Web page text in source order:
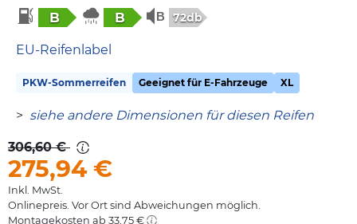
B B 72db
EU-Reifenlabel
PKW-Sommerreifen Geeignet für E-Fahrzeuge XL
> siehe andere Dimensionen für diesen Reifen
306,60 €
275,94€
Inkl. MwSt.
Onlinepreis. Vor Ort sind Abweichungen möglich.
Montagekosten ab 33,75 €